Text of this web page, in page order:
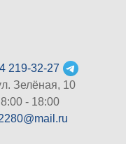
219-32-27
Зелёная, 10
- 18:00